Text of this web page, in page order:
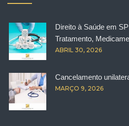
Direito à Saúde em
Tratamento,
ABRIL 30, 2026
Cancelamento
MARÇO 9, 2026